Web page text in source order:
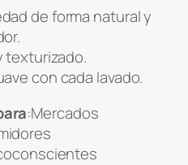
de forma natural y
texturizado.
con cada lavado.
:Mercados